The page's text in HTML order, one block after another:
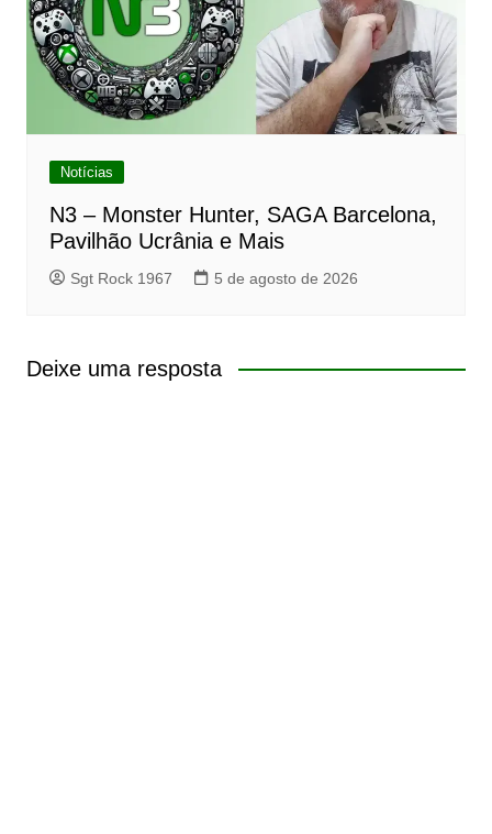
Notícias
N3 – Monster Hunter, SAGA Barcelona,
Pavilhão Ucrânia e Mais
Sgt Rock 1967 5 de agosto de 2026
Deixe uma resposta